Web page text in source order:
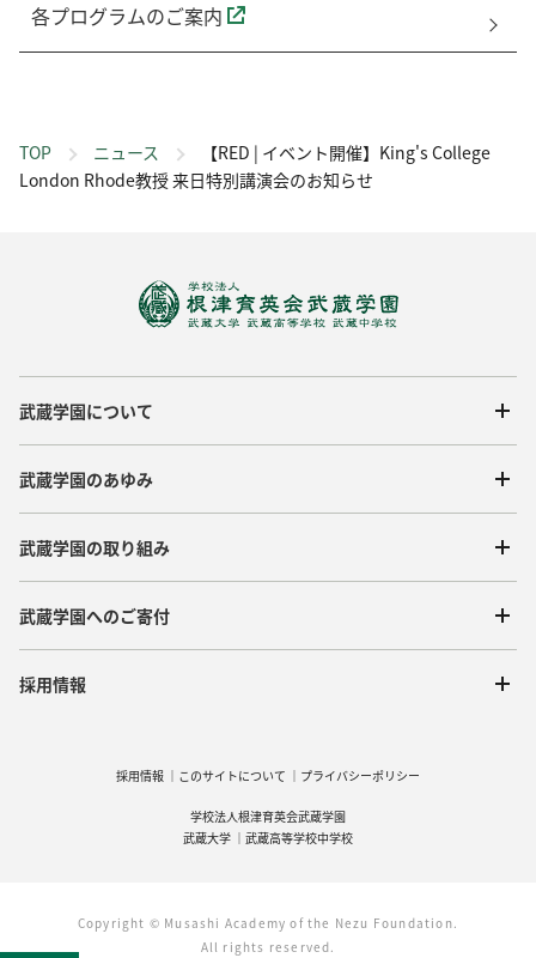
TOP ニュース
【RED | イベント開催】King's College
London Rhode教授 来日特別講演会のお知らせ
各プログラムのご案内
武蔵学園について
武蔵学園のあゆみ
武蔵学園の取り組み
武蔵学園へのご寄付
採用情報
採用情報 このサイトについて プライバシーポリシー
学校法人根津育英会武蔵学園
武蔵大学
武蔵高等学校中学校
Copyright © Musashi Academy of the Nezu Foundation.
All rights reserved.